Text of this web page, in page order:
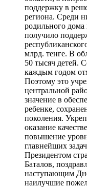
поддержку в
региона. Среди
родильного
получило
млрд. тенге. В
50 тысяч детей.
каждым годом
Поэтому это
центральной
значение в
ребенке,
поколения.
оказание
повышение
главнейших
Президентом
Баталов,
наступающим
наилучшие